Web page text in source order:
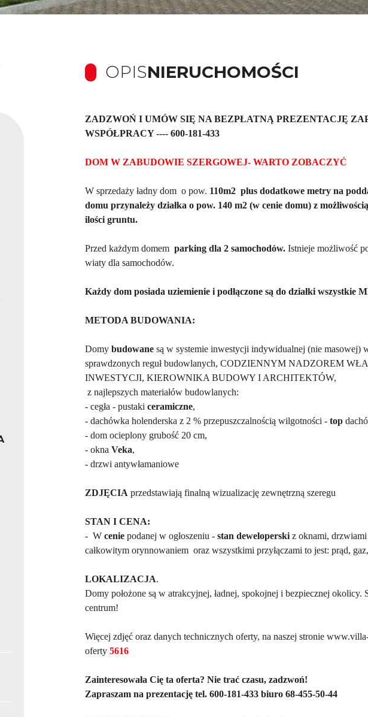
OPISNIERUCHOMOŚCI
ZADZWOŃ I UMÓW SIĘ NA BEZPŁATNĄ PREZENTACJĘ
WSPÓŁPRACY ---- 600-181-433
DOM W ZABUDOWIE SZERGOWEJ- WARTO ZOBACZYĆ
W sprzedaży ładny dom o pow. 110m2 plus dodatkowe metry na
domu przynależy działka o pow. 140 m2 (w cenie domu) z
ilości gruntu.
Przed każdym domem parking dla 2 samochodów. Istnieje możliwość
wiaty dla samochodów.
Każdy dom posiada uziemienie i podłączone są do działki wszystkie
METODA BUDOWANIA:
Domy budowane są w systemie inwestycji indywidualnej (nie masowej)
sprawdzonych reguł budowlanych, CODZIENNYM NADZOREM
INWESTYCJI, KIEROWNIKA BUDOWY I ARCHITEKTÓW,
z najlepszych materiałów budowlanych:
- cegła - pustaki ceramiczne,
- dachówka holenderska z 2 % przepuszczalnością wilgotności - top
- dom ocieplony grubość 20 cm,
- okna Veka,
- drzwi antywłamaniowe
ZDJĘCIA przedstawiają finalną wizualizację zewnętrzną szeregu
STAN I CENA:
- W cenie podanej w ogłoszeniu - stan deweloperski z oknami,
całkowitym orynnowaniem oraz wszystkimi przyłączami to jest: prąd,
LOKALIZACJA.
Domy położone są w atrakcyjnej, ładnej, spokojnej i bezpiecznej okolicy.
centrum!
Więcej zdjęć oraz danych technicznych oferty, na naszej stronie
oferty 5616
Zainteresowała Cię ta oferta? Nie trać czasu, zadzwoń!
Zapraszam na prezentację tel. 600-181-433 biuro 68-455-50-44